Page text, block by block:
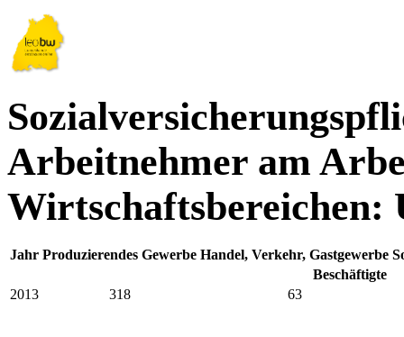
Arbeitnehmer am
Wirtschaftsbereichen:
Jahr Produzierendes Gewerbe Handel, Verkehr, Gastgewerbe
Beschäftigte
2013
318 63